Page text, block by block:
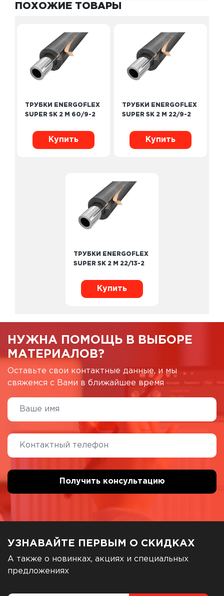
ПОХОЖИЕ ТОВАРЫ
ТРУБКИ ENERGOFLEX
SUPER SK 2 М 60/9-2
Купить
ТРУБКИ ENERGOFLEX
SUPER SK 2 М 22/9-2
Купить
ТРУБКИ ENERGOFLEX
SUPER SK 2 М 22/13-2
Купить
НУЖНА ПОМОЩЬ В ВЫБОРЕ
МАТЕРИАЛОВ?
Оставьте свои контактные данные, и мы
свяжемся с Вами в ближайшее время
УЗНАВАЙТЕ ПЕРВЫМ О СКИДКАХ
А также о новинках, акциях и специальных
предложениях